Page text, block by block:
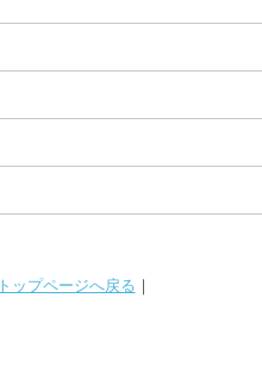
トップページへ戻る ｜